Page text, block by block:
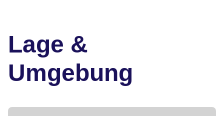
Lage &
Umgebung